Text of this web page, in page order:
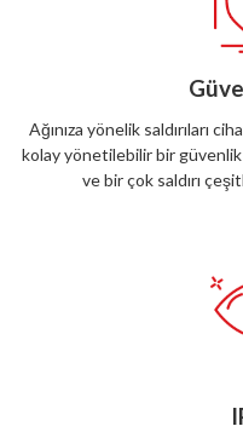
Ağınıza yönelik saldırıları
kolay yönetilebilir bir güvenlik
ve bir çok saldırı